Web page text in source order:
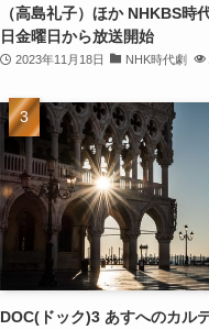
（高島礼子）ほか NHKBS時
日金曜日から放送開始
2023年11月18日 NHK時代劇
DOC(ドック)3 あすへのカル